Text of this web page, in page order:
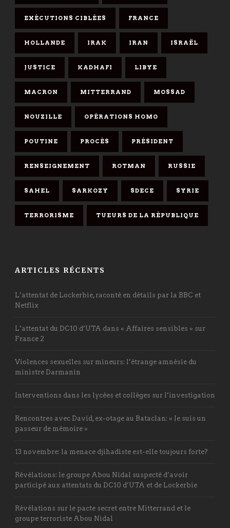
EXÉCUTIONS CIBLÉES FRANCE
HOLLANDE IRAK IRAN ISRAËL
JUSTICE KADHAFI LIBYE
MACRON MITTERRAND MOSSAD
NOUZILLE OPÉRATIONS HOMO
POUTINE PROCÈS PRÉSIDENT
RENSEIGNEMENT ROTMAN RUSSIE
SAHEL SARKOZY SDECE SYRIE
TERRORISME TUEURS DE LA RÉPUBLIQUE
ARTICLES RÉCENTS
L’attentat de Lockerbie, raconté en détails par la BBC et
Netflix
L’attentat du DC10 d’UTA dans « Affaires sensibles » sur
France 2
Violences sexuelles sur mineurs: l’étrange amnésie du
ministre Darmanin
Interventions dans les lycées et collèges sur l’investigation
Rencontres avec David, ex-otage au Bataclan: « Je suis un
passeur de mémoire »
13 novembre: la menace djihadiste est-elle toujours forte?
Révélations: le groupe Abou Nidal suspecté d’avoir
participé aux attentats du DC10 d’UTA et de Lockerbie
Révélations sur le pacte secret entre Mitterrand et le
groupe terroriste Abou Nidal